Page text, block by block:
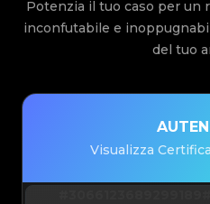
Potenzia il tuo caso per un
inconfutabile e
del tuo
Visualizza